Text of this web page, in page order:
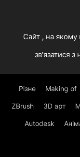
Cайт , на
зв'язатися з
Різне Making of
ZBrush 3D арт
Autodesk